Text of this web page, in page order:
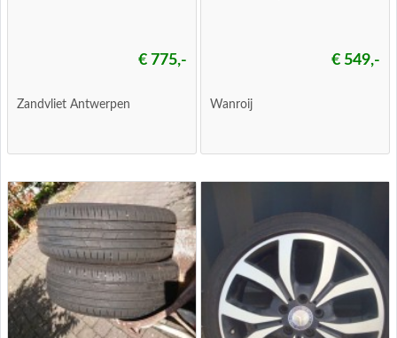
€ 775,-
Zandvliet Antwerpen
€ 549,-
Wanroij